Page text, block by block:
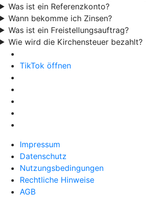
Was ist ein Referenzkonto?
Wann bekomme ich Zinsen?
Was ist ein Freistellungsauftrag?
Wie wird die Kirchensteuer bezahlt?
TikTok öffnen
Impressum
Datenschutz
Nutzungsbedingungen
Rechtliche Hinweise
AGB